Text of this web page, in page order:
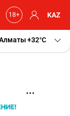
KAZ
+32 C